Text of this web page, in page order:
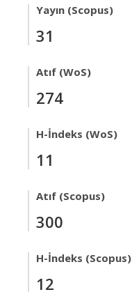
Yayın (Scopus)
31
Atıf (WoS)
274
H-İndeks (WoS)
11
Atıf (Scopus)
300
H-İndeks (Scopus)
12